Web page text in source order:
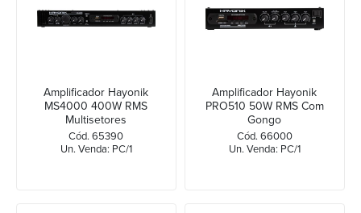
Amplificador Hayonik
MS4000 400W RMS
Multisetores
Cód. 65390
Un. Venda: PC/1
Amplificador Hayonik
PRO510 50W RMS Com
Gongo
Cód. 66000
Un. Venda: PC/1